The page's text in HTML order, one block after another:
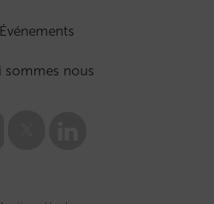
Événements
sommes nous